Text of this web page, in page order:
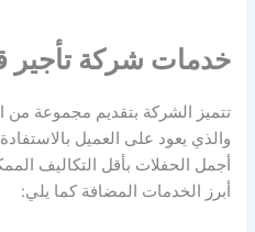
خدمات شركة تأجير
تتميز الشركة بتقديم مجموعة من
والذي يعود على العميل
أجمل الحفلات بأقل التكاليف
أبرز الخدمات المضافة كما يلي: